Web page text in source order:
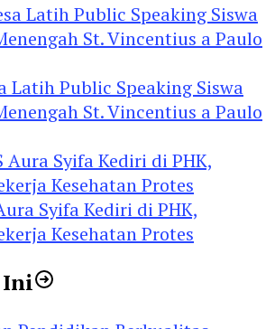
Latih Public Speaking Siswa
St. Vincentius a Paulo
Syifa Kediri di PHK,
Kesehatan Protes
Ini